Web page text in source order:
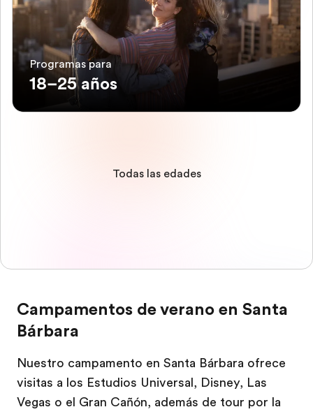
Programas para
18–25 años
Todas las edades
Campamentos de verano en Santa
Bárbara
Nuestro campamento en Santa Bárbara ofrece
visitas a los Estudios Universal, Disney, Las
Vegas o el Gran Cañón, además de tour por la